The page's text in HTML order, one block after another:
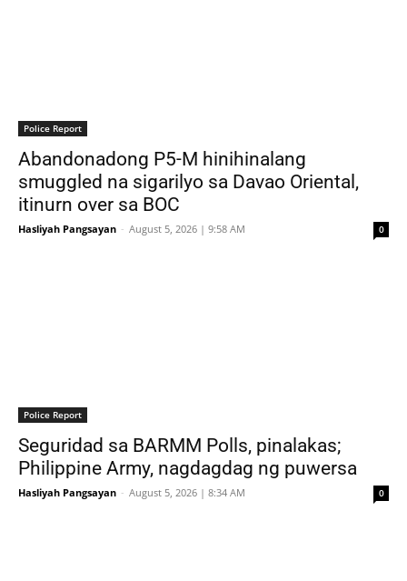
Police Report
Abandonadong P5-M hinihinalang
smuggled na sigarilyo sa Davao Oriental,
itinurn over sa BOC
Hasliyah Pangsayan - August 5, 2026 | 9:58 AM 0
Police Report
Seguridad sa BARMM Polls, pinalakas;
Philippine Army, nagdagdag ng puwersa
Hasliyah Pangsayan - August 5, 2026 | 8:34 AM 0